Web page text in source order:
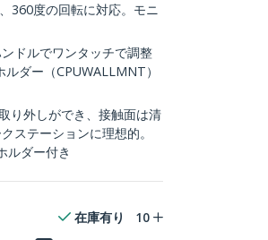
360度の回転に対応。モニ
ドルでワンタッチで調整
ダー（CPUWALLMNT）
り外しができ、接触面は清
ステーションに理想的。
ルダー付き
在庫有り 10